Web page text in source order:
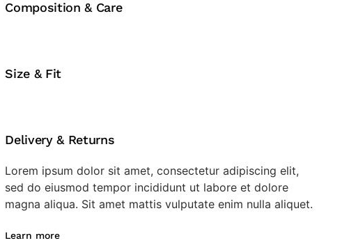
Composition & Care
Size & Fit
Delivery & Returns
Lorem ipsum dolor sit amet, consectetur adipiscing elit,
sed do eiusmod tempor incididunt ut labore et dolore
magna aliqua. Sit amet mattis vulputate enim nulla aliquet.
Learn more